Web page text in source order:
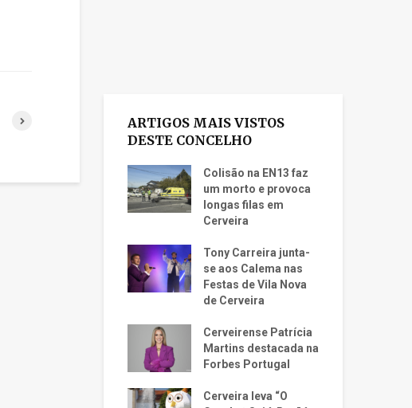
ARTIGOS MAIS VISTOS
DESTE CONCELHO
Colisão na EN13 faz
um morto e provoca
longas filas em
Cerveira
Tony Carreira junta-
se aos Calema nas
Festas de Vila Nova
de Cerveira
Cerveirense Patrícia
Martins destacada na
Forbes Portugal
Cerveira leva “O